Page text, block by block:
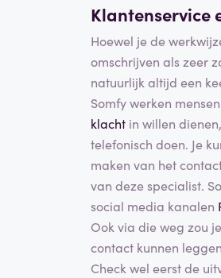
Klantenservice
Hoewel je de
omschrijven als zeer
natuurlijk altijd een
Somfy werken
klacht in willen
telefonisch doen. Je
maken van het
van deze specialist.
social media kanalen
Ook via die weg zou
contact kunnen
Check wel eerst de